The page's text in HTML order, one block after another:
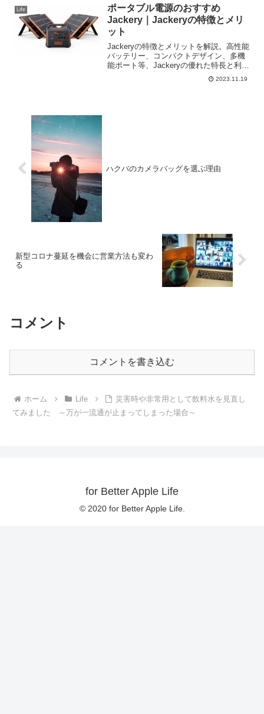
人が多いのではないでしょうか？一番お
求めやすいiPadがおすすめ！
Life
ポータブル電源のおすすめ
Jackery｜Jackeryの特徴とメリ
ット
Jackeryの特徴とメリットを解説。高性能
バッテリー、コンパクトデザイン、多機
能ポート等、Jackeryの優れた特長と利点
についてご紹介。アウトドアから緊急時
の備えまで、なぜJackeryが選ばれるの
2023.11.19
ハクバのカメラバッグを選ぶ理由
新型コロナ蔓延を機会に営業方法も変わ
る
コメント
コメントを書き込む
ホーム Life
災害時や非常用として飲料水を見直し
てみました ～万が一流通が止まってしまった場合～
for Better Apple Life
© 2020 for Better Apple Life.